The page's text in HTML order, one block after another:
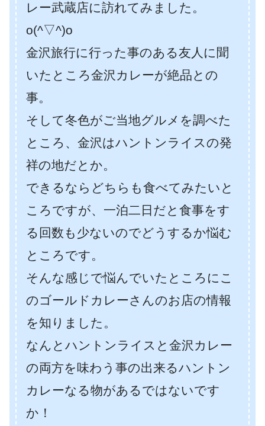
レー武蔵店に訪れてみました。
o(^▽^)o
金沢旅行に行った事のある友人に聞
いたところ金沢カレーが絶品との
事。
そして冬色がご当地グルメを調べた
ところ、金沢はハントンライスの発
祥の地だとか。
できるならどちらも食べてみたいと
ころですが、一泊二日だと食事をす
る回数も少ないのでどうするか悩む
ところです。
そんな感じで悩んでいたところにこ
のゴールドカレーさんのお店の情報
を知りました。
なんとハントンライスと金沢カレー
の両方を味わう事の出来るハントン
カレーなる物があるではないです
か！